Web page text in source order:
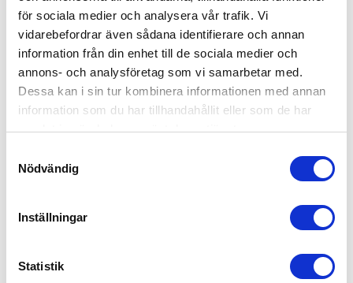
för sociala medier och analysera vår trafik. Vi
vidarebefordrar även sådana identifierare och annan
information från din enhet till de sociala medier och
annons- och analysföretag som vi samarbetar med.
Dessa kan i sin tur kombinera informationen med annan
information som du har tillhandahållit eller som de har
samlat in när du har använt deras tjänster.
Nödvändig
Inställningar
Statistik
#E150 T-Shirt
fr. 35,40 kr exkl moms
#E150 /women T-Shirt
fr. 29,00 kr exkl moms
Eco
Organic Inspire LSL T /men
Organic Inspire LSL T